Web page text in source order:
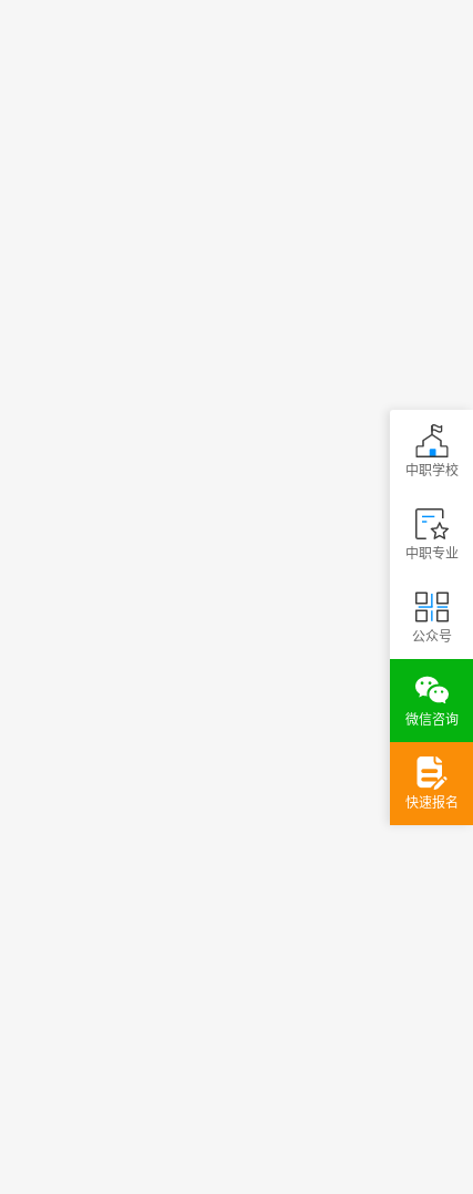
中职学校
中职专业
公众号
微信咨询
快速报名